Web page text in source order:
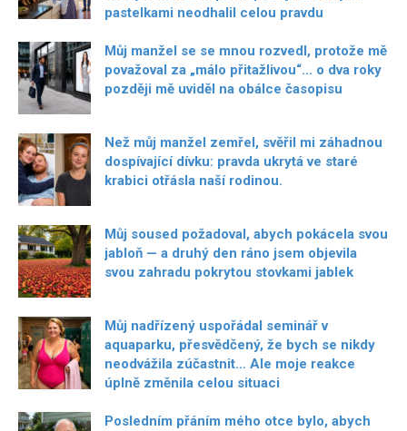
pastelkami neodhalil celou pravdu
Můj manžel se se mnou rozvedl, protože mě
považoval za „málo přitažlivou“… o dva roky
později mě uviděl na obálce časopisu
Než můj manžel zemřel, svěřil mi záhadnou
dospívající dívku: pravda ukrytá ve staré
krabici otřásla naší rodinou.
Můj soused požadoval, abych pokácela svou
jabloň — a druhý den ráno jsem objevila
svou zahradu pokrytou stovkami jablek
Můj nadřízený uspořádal seminář v
aquaparku, přesvědčený, že bych se nikdy
neodvážila zúčastnit… Ale moje reakce
úplně změnila celou situaci
Posledním přáním mého otce bylo, abych